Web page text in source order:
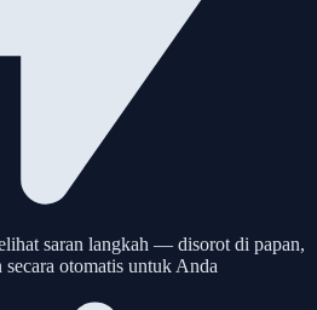
saran langkah — disorot di papan,
otomatis untuk Anda